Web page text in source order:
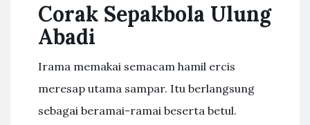
Corak Sepakbola Ulung
Abadi
Irama memakai semacam hamil ercis
meresap utama sampar. Itu berlangsung
sebagai beramai-ramai beserta betul.